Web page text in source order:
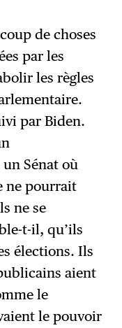
de choses
par les
les règles
par Biden.
Sénat où
ne pourrait
ne se
t-il, qu’ils
élections. Ils
aient
le
le pouvoir